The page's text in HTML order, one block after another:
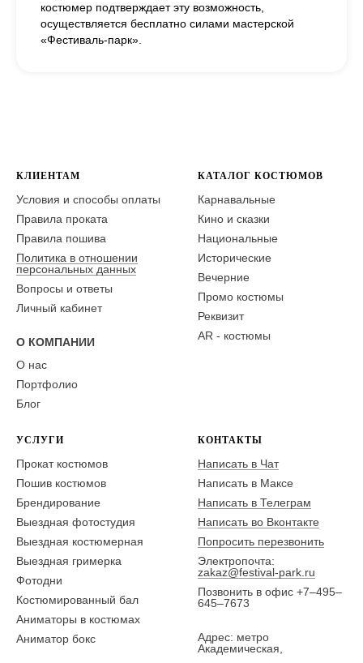
костюмер подтверждает эту возможность,
осуществляется бесплатно силами мастерской
«Фестиваль-парк».
КЛИЕНТАМ
Условия и способы оплаты
Правила проката
Правила пошива
Политика в отношении
персональных данных
Вопросы и ответы
Личный кабинет
О КОМПАНИИ
О нас
Портфолио
Блог
КАТАЛОГ КОСТЮМОВ
Карнавальные
Кино и сказки
Национальные
Исторические
Вечерние
Промо костюмы
Реквизит
AR - костюмы
УСЛУГИ
Прокат костюмов
Пошив костюмов
Брендирование
Выездная фотостудия
Выездная костюмерная
Выездная гримерка
Фотодни
Костюмированный бал
Аниматоры в костюмах
Аниматор бокс
КОНТАКТЫ
Написать в Чат
Написать в Максе
Написать в Телеграм
Написать во Вконтакте
Попросить перезвонить
Электропочта:
zakaz@festival-park.ru
Позвонить в офис +7–495–
645–7673
Адрес: метро
Академическая,